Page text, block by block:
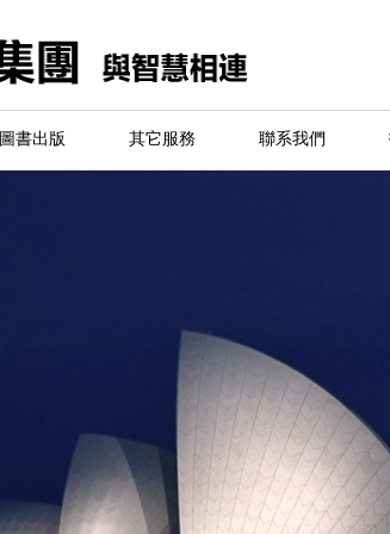
圖書出版 其它服務 聯系我們